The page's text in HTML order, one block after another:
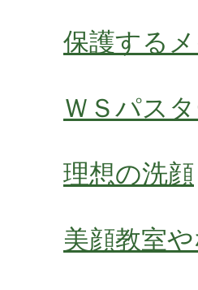
保護する
ＷＳパス
理想の洗顔
美顔教室